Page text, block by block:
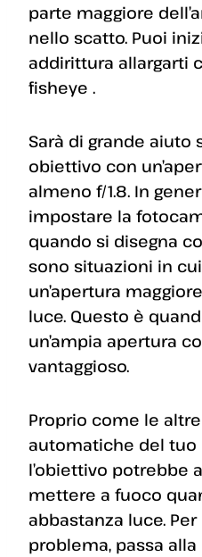
parte maggiore
nello scatto. Puoi
addirittura allargarti
fisheye .
Sarà di grande aiuto
obiettivo con
almeno f/1.8. In
impostare la
quando si disegna
sono situazioni in
un’apertura
luce. Questo è
un’ampia apertura
vantaggioso.
Proprio come le
automatiche del tuo
l’obiettivo potrebbe
mettere a fuoco
abbastanza luce.
problema, passa